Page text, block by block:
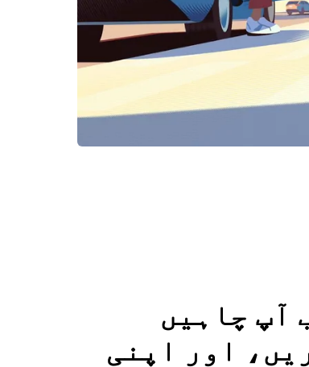
آپ چاہیں
اور اپنی